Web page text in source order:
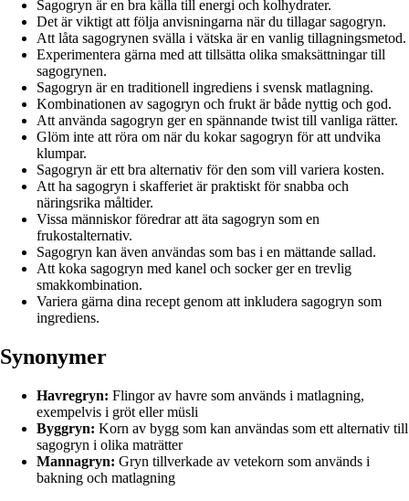
Sagogryn är en bra källa till energi och kolhydrater.
Det är viktigt att följa anvisningarna när du tillagar sagogryn.
Att låta sagogrynen svälla i vätska är en vanlig tillagningsmetod.
Experimentera gärna med att tillsätta olika smaksättningar till
sagogrynen.
Sagogryn är en traditionell ingrediens i svensk matlagning.
Kombinationen av sagogryn och frukt är både nyttig och god.
Att använda sagogryn ger en spännande twist till vanliga rätter.
Glöm inte att röra om när du kokar sagogryn för att undvika
klumpar.
Sagogryn är ett bra alternativ för den som vill variera kosten.
Att ha sagogryn i skafferiet är praktiskt för snabba och
näringsrika måltider.
Vissa människor föredrar att äta sagogryn som en
frukostalternativ.
Sagogryn kan även användas som bas i en mättande sallad.
Att koka sagogryn med kanel och socker ger en trevlig
smakkombination.
Variera gärna dina recept genom att inkludera sagogryn som
ingrediens.
Synonymer
Havregryn: Flingor av havre som används i matlagning,
exempelvis i gröt eller müsli
Byggryn: Korn av bygg som kan användas som ett alternativ till
sagogryn i olika maträtter
Mannagryn: Gryn tillverkade av vetekorn som används i
bakning och matlagning